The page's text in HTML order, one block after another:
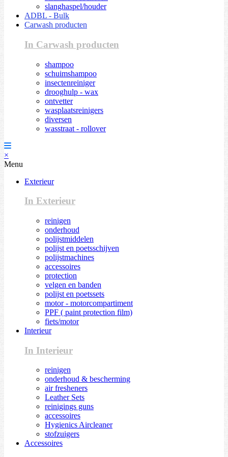
slanghaspel/houder
ADBL - Bulk
Carwash producten
In Carwash producten
shampoo
schuimshampoo
insectenreiniger
drooghulp - wax
ontvetter
wasplaatsreinigers
diversen
wasstraat - rollover
×
Menu
Exterieur
In Exterieur
reinigen
onderhoud
polijstmiddelen
polijst en poetsschijven
polijstmachines
accessoires
protection
velgen en banden
polijst en poetssets
motor - motorcompartiment
PPF ( paint protection film)
fiets/motor
Interieur
In Interieur
reinigen
onderhoud & bescherming
air fresheners
Leather Sets
reinigings guns
accessoires
Hygienics Aircleaner
stofzuigers
Accessoires